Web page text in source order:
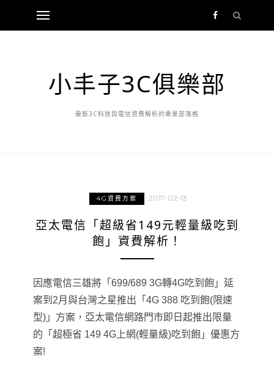
小丰子3C俱樂部
最新3C科技與電信資費解析的專業部落格
4G資費方案 2017-02-13
亞太電信「超級省149元輕量級吃到
飽」資費解析！
因應電信三雄將「699/689 3G轉4G吃到飽」延
案到2月與台灣之星推出「4G 388 吃到飽(限速
型)」方案，亞太電信網路門市即日起推出限量
的「超極省 149 4G上網(輕量級)吃到飽」優惠方
案!